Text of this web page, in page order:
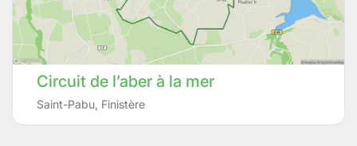
Circuit de l’aber à la mer
Saint-Pabu Finistère